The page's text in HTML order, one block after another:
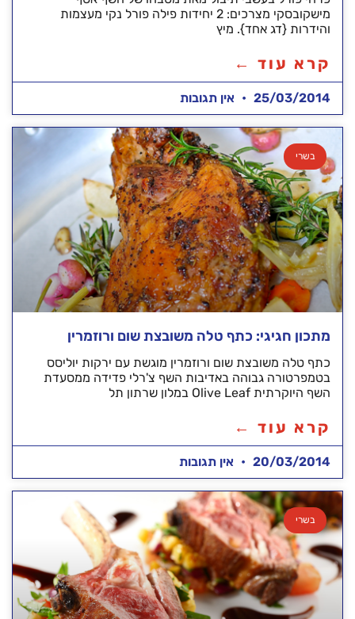
מישקובסקי מצרכים: 2 יחידות פילה פורל נקי מעצמות
והידרות {דג אחד}. מיץ
קרא עוד ←
25/03/2014 אין תגובות
בשרי
מתכון חגיגי: כתף טלה משובצת שום ורוזמרין
כתף טלה משובצת שום ורוזמרין מוגשת עם ירקות יוליסס
בטמפרטורה גבוהה באדיבות השף צ'רלי פדידה ממסעדת
השף היוקרתית Olive Leaf במלון שרתון תל
קרא עוד ←
20/03/2014 אין תגובות
בשרי